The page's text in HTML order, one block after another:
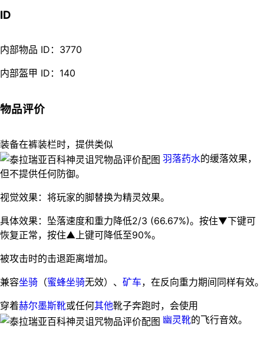
ID
内部物品 ID：3770
内部盔甲 ID：140
物品评价
装备在裤装栏时，提供类似
羽落药水的缓落效果，
但不提供任何防御。
视觉效果：将玩家的脚替换为精灵效果。
具体效果：坠落速度和重力降低2/3 (66.67%)。按住▼下键可
恢复正常，按住▲上键可降低至90%。
被攻击时的击退距离增加。
兼容坐骑 （蜜蜂坐骑无效）、 矿车，在反向重力期间同样有效。
穿着赫尔墨斯靴或任何其他靴子奔跑时，会使用
幽灵靴的飞行音效。